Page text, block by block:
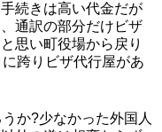
続きは高い代金だが
通訳の部分だけビザ
思い町役場から戻り
跨りビザ代行屋があ
か?少なかった外国人